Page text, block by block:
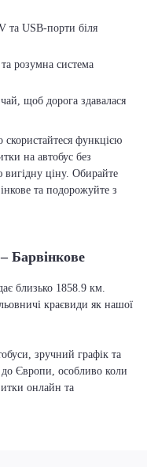
та USB-порти біля
та розумна система
щоб дорога здавалася
функцією
на автобус без
вигідну ціну. Обирайте
та подорожуйте з
Барвінкове
близько 1858.9 км.
краєвиди як нашої
зручний графік та
до Європи, особливо коли
онлайн та